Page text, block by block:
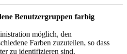
Benutzergruppen farbig
möglich, den
Farben zuzuteilen, so dass
zu identifizieren sind.